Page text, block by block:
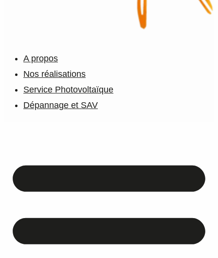
A propos
Nos réalisations
Service Photovoltaïque
Dépannage et SAV